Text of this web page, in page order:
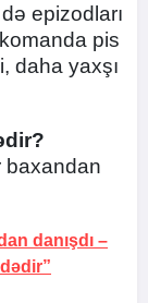
epizodları
pis
daha yaxşı
baxandan
danışdı –